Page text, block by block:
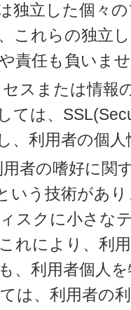
独立した個々
これらの独立
責任も負いま
スまたは情報
ては、
、利用者の個
者の嗜好に関
いう技術があ
スクに小さな
れにより、利
、利用者個人
は、利用者の